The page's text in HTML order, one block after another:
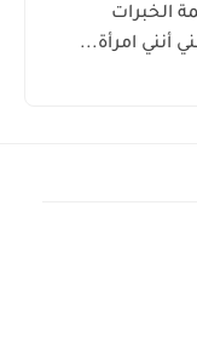
الخبرات
أنني امرأة...